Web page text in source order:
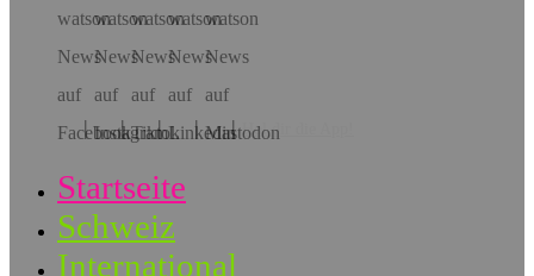
Hol dir die App!
Startseite
Schweiz
International